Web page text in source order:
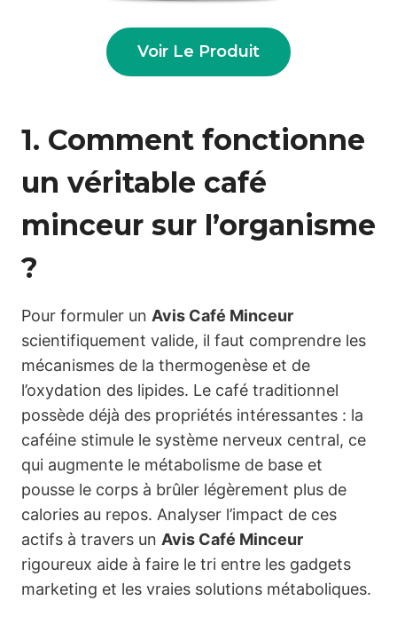
Voir Le Produit
1. Comment fonctionne
un véritable café
minceur sur l’organisme
?
Pour formuler un Avis Café Minceur
scientifiquement valide, il faut comprendre les
mécanismes de la thermogenèse et de
l’oxydation des lipides. Le café traditionnel
possède déjà des propriétés intéressantes : la
caféine stimule le système nerveux central, ce
qui augmente le métabolisme de base et
pousse le corps à brûler légèrement plus de
calories au repos. Analyser l’impact de ces
actifs à travers un Avis Café Minceur
rigoureux aide à faire le tri entre les gadgets
marketing et les vraies solutions métaboliques.